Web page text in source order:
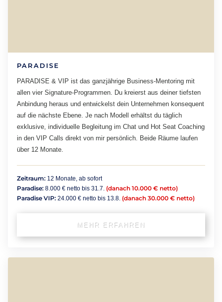
PARADISE
PARADISE & VIP ist das ganzjährige Business-Mentoring mit
allen vier Signature-Programmen. Du kreierst aus deiner tiefsten
Anbindung heraus und entwickelst dein Unternehmen konsequent
auf die nächste Ebene. Je nach Modell erhältst du täglich
exklusive, individuelle Begleitung im Chat und Hot Seat Coaching
in den VIP Calls direkt von mir persönlich. Beide Räume laufen
über 12 Monate.
Zeitraum: 12 Monate, ab sofort
Paradise: 8.000 € netto bis 31.7. (danach 10.000 € netto)
Paradise VIP: 24.000 € netto bis 13.8. (danach 30.000 € netto)
MEHR ERFAHREN